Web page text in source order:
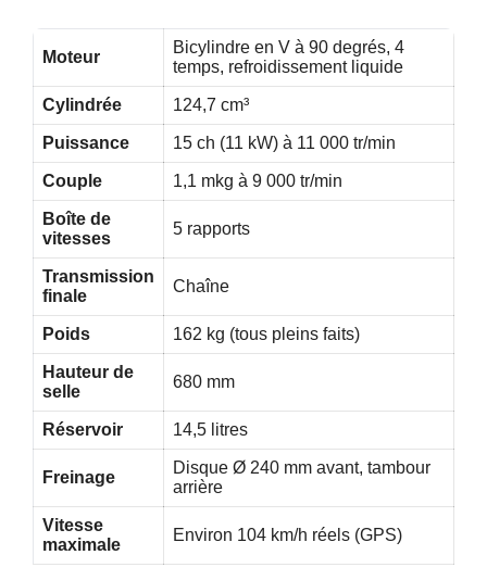
Moteur
Bicylindre en V à 90 degrés, 4
temps, refroidissement liquide
Cylindrée 124,7 cm³
Puissance 15 ch (11 kW) à 11 000 tr/min
Couple 1,1 mkg à 9 000 tr/min
Boîte de
vitesses
5 rapports
Transmission
finale
Chaîne
Poids 162 kg (tous pleins faits)
Hauteur de
selle
680 mm
Réservoir 14,5 litres
Freinage
Disque Ø 240 mm avant, tambour
arrière
Vitesse
maximale
Environ 104 km/h réels (GPS)